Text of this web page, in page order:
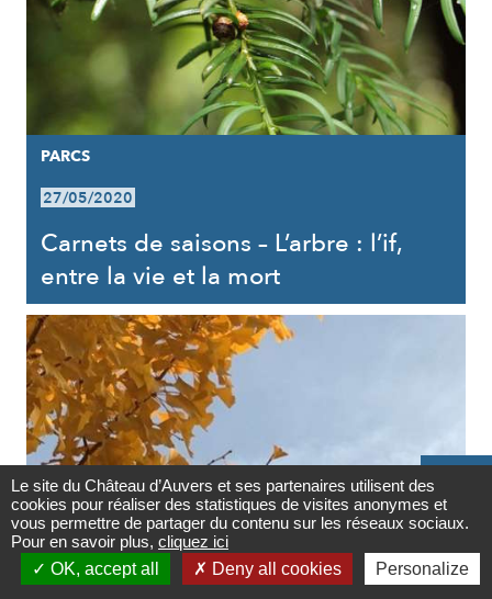
Contact

Newsletter
PARCS
27/05/2020
Carnets de saisons – L’arbre : l’if,
entre la vie et la mort
PARCS
Le site du Château d’Auvers et ses partenaires utilisent des
cookies pour réaliser des statistiques de visites anonymes et
vous permettre de partager du contenu sur les réseaux sociaux.
Pour en savoir plus, cliquez ici
OK, accept all
Deny all cookies Personalize